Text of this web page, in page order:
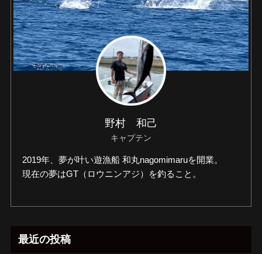
野村 和己
キャプテン
2019年、夢が叶い遊漁船 和丸nagomimaruを開業。
現在の夢はGT（ロウニンアジ）を釣ること。
最近の投稿